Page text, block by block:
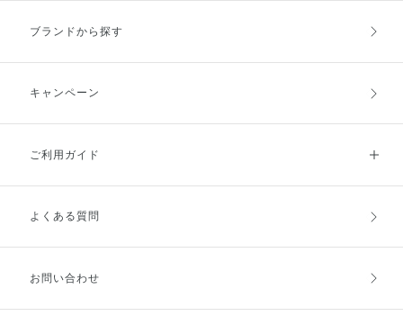
※数量限定品のためなくなり次第
ブランドから探す
キャンペーン
ご利用ガイド
ご利用ガイドトップ
お支払方法
よくある質問
お問い合わせ